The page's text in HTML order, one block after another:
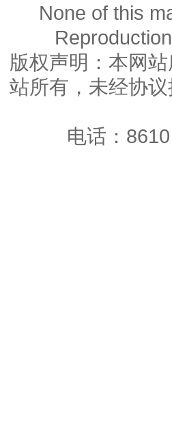
None of this
版权声明：本网
站所有，未经协
电话：